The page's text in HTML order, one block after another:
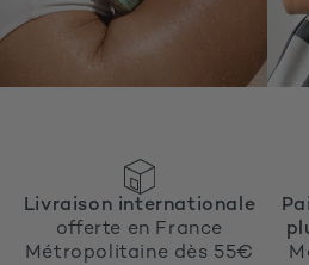
Livraison internationale
offerte en France
Métropolitaine dès 55€